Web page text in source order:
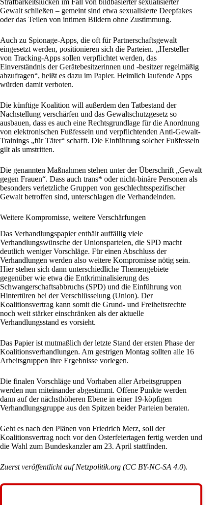
Strafbarkeitslücken im Fall von bildbasierter sexualisierter
Gewalt schließen – gemeint sind etwa sexualisierte Deepfakes
oder das Teilen von intimen Bildern ohne Zustimmung.
Auch zu Spionage-Apps, die oft für Partnerschaftsgewalt
eingesetzt werden, positionieren sich die Parteien. „Hersteller
von Tracking-Apps sollen verpflichtet werden, das
Einverständnis der Gerätebesitzerinnen und -besitzer regelmäßig
abzufragen“, heißt es dazu im Papier. Heimlich laufende Apps
würden damit verboten.
Die künftige Koalition will außerdem den Tatbestand der
Nachstellung verschärfen und das Gewaltschutzgesetz so
ausbauen, dass es auch eine Rechtsgrundlage für die Anordnung
von elektronischen Fußfesseln und verpflichtenden Anti-Gewalt-
Trainings „für Täter“ schafft. Die Einführung solcher Fußfesseln
gilt als umstritten.
Die genannten Maßnahmen stehen unter der Überschrift „Gewalt
gegen Frauen“. Dass auch trans* oder nicht-binäre Personen als
besonders verletzliche Gruppen von geschlechtsspezifischer
Gewalt betroffen sind, unterschlagen die Verhandelnden.
Weitere Kompromisse, weitere Verschärfungen
Das Verhandlungspapier enthält auffällig viele
Verhandlungswünsche der Unionsparteien, die SPD macht
deutlich weniger Vorschläge. Für einen Abschluss der
Verhandlungen werden also weitere Kompromisse nötig sein.
Hier stehen sich dann unterschiedliche Themengebiete
gegenüber wie etwa die Entkriminalisierung des
Schwangerschaftsabbruchs (SPD) und die Einführung von
Hintertüren bei der Verschlüsselung (Union). Der
Koalitionsvertrag kann somit die Grund- und Freiheitsrechte
noch weit stärker einschränken als der aktuelle
Verhandlungsstand es vorsieht.
Das Papier ist mutmaßlich der letzte Stand der ersten Phase der
Koalitionsverhandlungen. Am gestrigen Montag sollten alle 16
Arbeitsgruppen ihre Ergebnisse vorlegen.
Die finalen Vorschläge und Vorhaben aller Arbeitsgruppen
werden nun miteinander abgestimmt. Offene Punkte werden
dann auf der nächsthöheren Ebene in einer 19-köpfigen
Verhandlungsgruppe aus den Spitzen beider Parteien beraten.
Geht es nach den Plänen von Friedrich Merz, soll der
Koalitionsvertrag noch vor den Osterfeiertagen fertig werden und
die Wahl zum Bundeskanzler am 23. April stattfinden.
Zuerst veröffentlicht aufNetzpolitik.org (CC BY-NC-SA 4.0).